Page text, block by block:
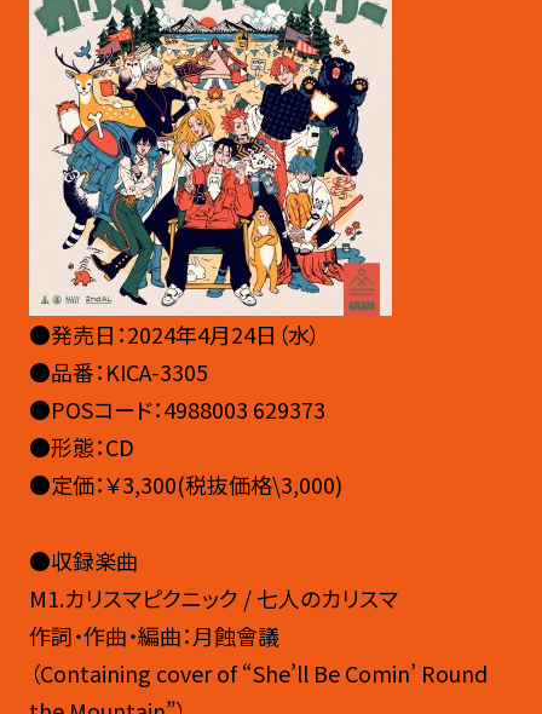
●発売日：2024年4月24日（水）
●品番：KICA-3305
●POSコード：4988003 629373
●形態：CD
●定価：￥3,300(税抜価格\3,000)
●収録楽曲
M1.カリスマピクニック / 七人のカリスマ
作詞・作曲・編曲：月蝕會議
（Containing cover of “She’ll Be Comin’ Round